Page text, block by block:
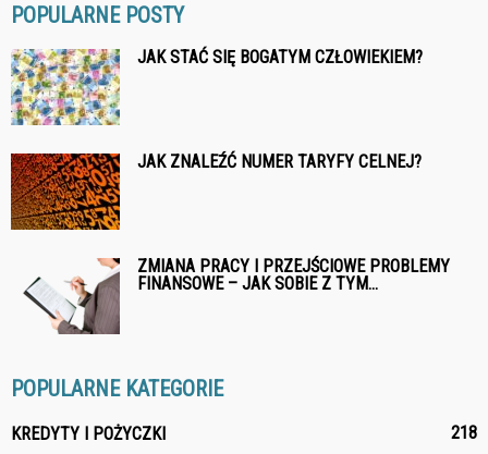
POPULARNE POSTY
JAK STAĆ SIĘ BOGATYM CZŁOWIEKIEM?
JAK ZNALEŹĆ NUMER TARYFY CELNEJ?
ZMIANA PRACY I PRZEJŚCIOWE PROBLEMY
FINANSOWE – JAK SOBIE Z TYM...
POPULARNE KATEGORIE
KREDYTY I POŻYCZKI 218